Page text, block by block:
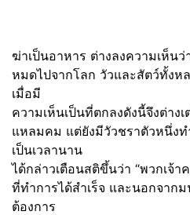
ฆ่าเป็นอาหาร ต่างลงความเห็น
หมดไปจากโลก วัวและสัตว์ทั้งห
เมื่อมี
ความเห็นเป็นที่ตกลงดังนี้จึงต่าง
แหลมคม แต่ยังมีวัวชราตัวหนึ่ง
เป็นเวลานาน
ได้กล่าวเตือนสติขึ้นว่า “พวกเจ้
ที่ทำการได้สำเร็จ และนอกจาก
ต้องการ